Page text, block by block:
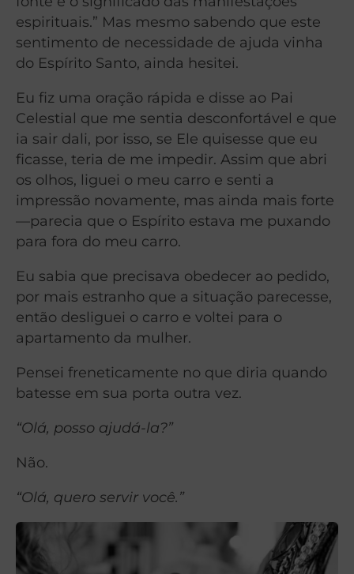
espirituais.” Mas mesmo sabendo que este
sentimento de necessidade de ajuda vinha
do Espírito Santo, ainda hesitei.
Eu fiz uma oração rápida e disse ao Pai
Celestial que me sentia desconfortável e que
ia sair dali, por isso, se Ele quisesse que eu
ficasse, teria de me impedir. Assim que abri
os olhos, liguei o meu carro e senti a
impressão novamente, mas ainda mais forte
—parecia que o Espírito estava me puxando
para fora do meu carro.
Eu sabia que precisava obedecer ao pedido,
por mais estranho que a situação parecesse,
então desliguei o carro e voltei para o
apartamento da mulher.
Pensei freneticamente no que diria quando
batesse em sua porta outra vez.
“Olá, posso ajudá-la?”
Não.
“Olá, quero servir você.”